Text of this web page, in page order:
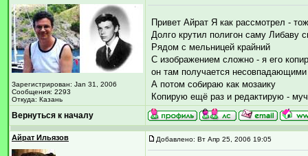
Зарегистрирован: Jan 31, 2006
Сообщения: 2293
Откуда: Казань
Привет Айрат Я как рассмотрел -
Долго крутил полигон саму Либаву
Рядом с мельницей крайний
С изображением сложно - я его
он там получается несовпадающими
А потом собираю как мозаику
Копирую ещё раз и редактирую -
Вернуться к началу
Айрат Ильязов Добавлено: Вт Апр 25, 2006 19:05